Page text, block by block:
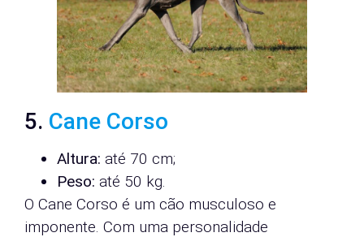
5. Cane Corso
Altura: até 70 cm;
Peso: até 50 kg.
O Cane Corso é um cão musculoso e
imponente. Com uma personalidade